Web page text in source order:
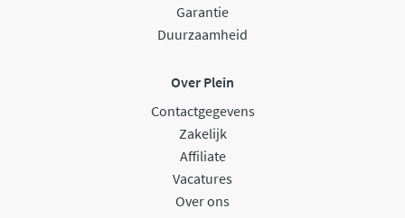
Garantie
Duurzaamheid
Over Plein
Contactgegevens
Zakelijk
Affiliate
Vacatures
Over ons